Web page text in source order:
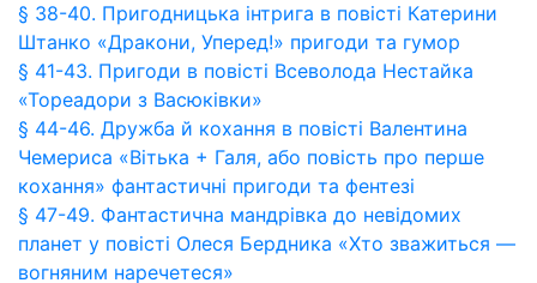
§ 38-40. Пригодницька інтрига в повісті Катерини
Штанко «Дракони, Уперед!» пригоди та гумор
§ 41-43. Пригоди в повісті Всеволода Нестайка
«Тореадори з Васюківки»
§ 44-46. Дружба й кохання в повісті Валентина
Чемериса «Вітька + Галя, або повість про перше
кохання» фантастичні пригоди та фентезі
§ 47-49. Фантастична мандрівка до невідомих
планет у повісті Олеся Бердника «Хто зважиться —
вогняним наречетеся»